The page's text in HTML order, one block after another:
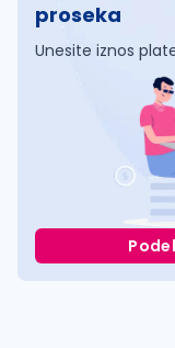
proseka
Unesite iznos